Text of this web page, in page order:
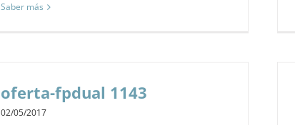
Saber más
oferta-fpdual 1143
02/05/2017